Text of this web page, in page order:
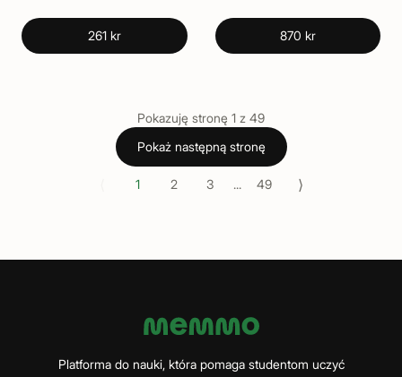
261 kr 870 kr
Pokazuję stronę 1 z 49
Pokaż następną stronę
1 2 3 ... 49 ⟩
Platforma do nauki, która pomaga studentom uczyć